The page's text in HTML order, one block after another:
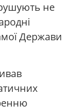
не
Держави